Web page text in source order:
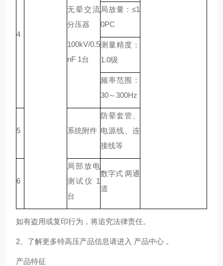
4
无晕交流
分压器
100kV/0.5
nF 1台
局放量：≤1
0PC
测量精度：
1.0级
频率范围：
30～300Hz
5 系统附件
防晕套管、
电源线、连
接线等
6
局部放电
测试仪 1
台
数字式 两通
道
如有盗用或复印行为，将追究法律责任。
2、了解更多特高压产品信息请进入 产品中心 。
产品特征